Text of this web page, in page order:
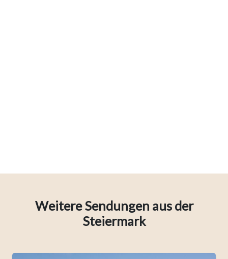
Weitere Sendungen aus der
Steiermark